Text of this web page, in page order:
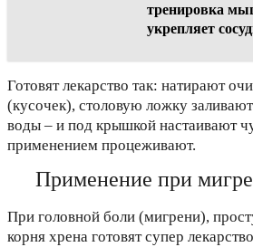
тренировка
укрепляет
Готовят лекарство так: натирают
(кусочек), столовую ложку
воды – и под крышкой настаивают
применением процеживают.
Применение при
При головной боли (мигрени),
корня хрена готовят супер